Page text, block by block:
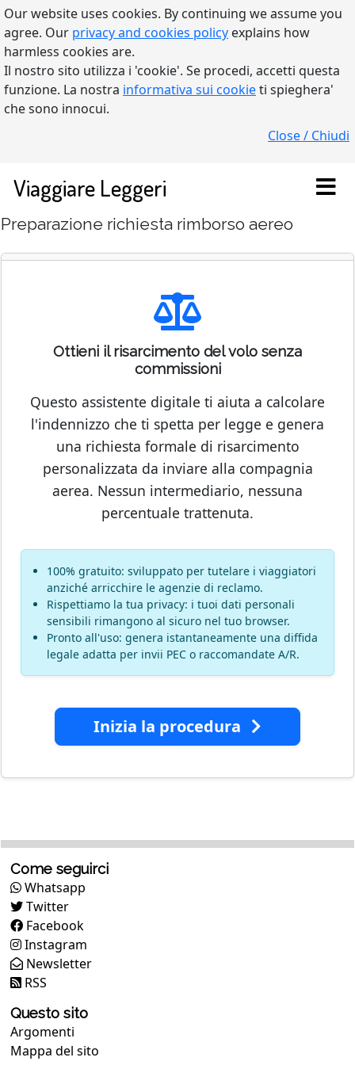
Our website uses cookies. By continuing we assume you
agree. Our privacy and cookies policy explains how
harmless cookies are.
Il nostro sito utilizza i 'cookie'. Se procedi, accetti questa
funzione. La nostra informativa sui cookieti spieghera'
che sono innocui.
Close / Chiudi
Viaggiare Leggeri
Preparazione richiesta rimborso aereo
Ottieni il risarcimento del volo senza
commissioni
Questo assistente digitale ti aiuta a calcolare
l'indennizzo che ti spetta per legge e genera
una richiesta formale di risarcimento
personalizzata da inviare alla compagnia
aerea. Nessun intermediario, nessuna
percentuale trattenuta.
100% gratuito: sviluppato per tutelare i viaggiatori
anziché arricchire le agenzie di reclamo.
Rispettiamo la tua privacy: i tuoi dati personali
sensibili rimangono al sicuro nel tuo browser.
Pronto all'uso: genera istantaneamente una diffida
legale adatta per invii PEC o raccomandate A/R.
Inizia la procedura
Come seguirci
Whatsapp
Twitter
Facebook
Instagram
Newsletter
RSS
Questo sito
Argomenti
Mappa del sito